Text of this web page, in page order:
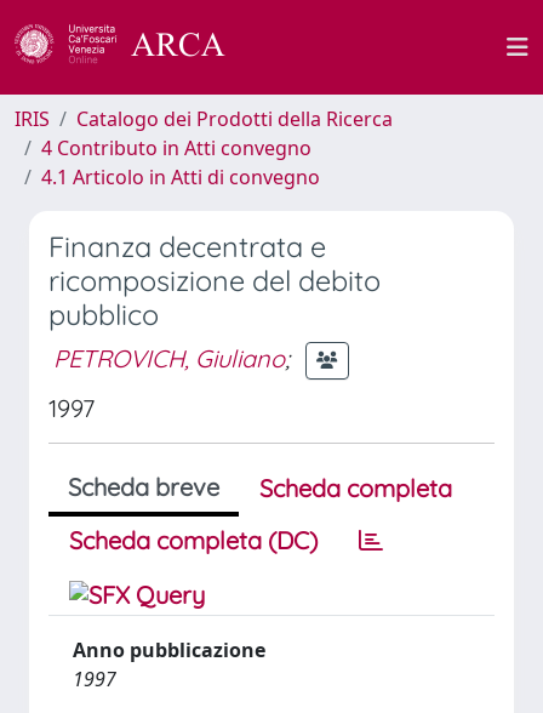
IRIS
Catalogo dei Prodotti della Ricerca
4 Contributo in Atti convegno
4.1 Articolo in Atti di convegno
Finanza decentrata e
ricomposizione del debito
pubblico
PETROVICH, Giuliano;
1997
Scheda breve
Scheda completa
Scheda completa (DC)
Anno pubblicazione
1997